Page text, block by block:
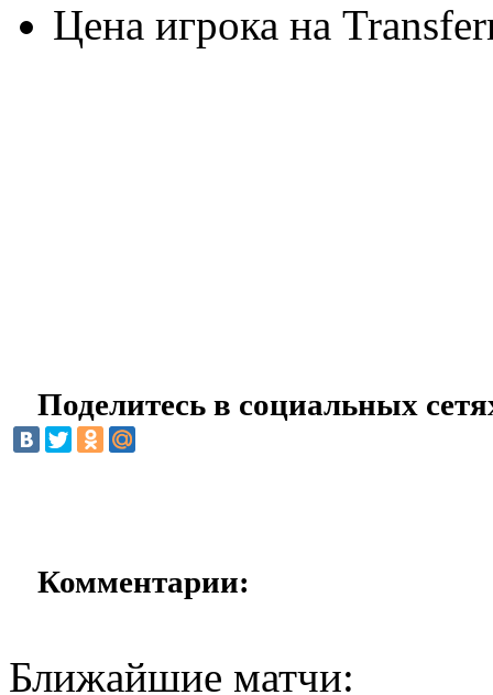
Цена игрока на
Поделитесь в социальных
Комментарии:
Ближайшие матчи: